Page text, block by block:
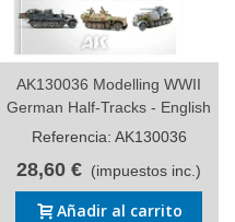
AK130036 Modelling WWII
German Half-Tracks - English
Referencia: AK130036
28,60 € (impuestos inc.)
Añadir al carrito